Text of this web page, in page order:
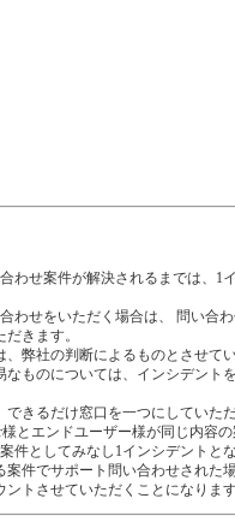
わせ案件が解決されるまでは、1
わせをいただく場合は、 問い合
きます。
弊社の判断によるものとさせて
ものについては、インシデント
きるだけ窓口を一つにしていた
とエンドユーザー様が同じ内容
件としてみなし1インシデントと
件でサポート問い合わせされた
ントさせていただくことになりま